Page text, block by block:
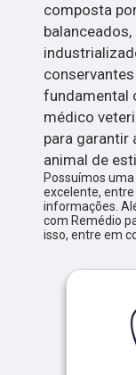
composta
fundamental
médico
para garantir
animal de
Possuímos
excelente,
informações.
com Remédio
isso, entre em